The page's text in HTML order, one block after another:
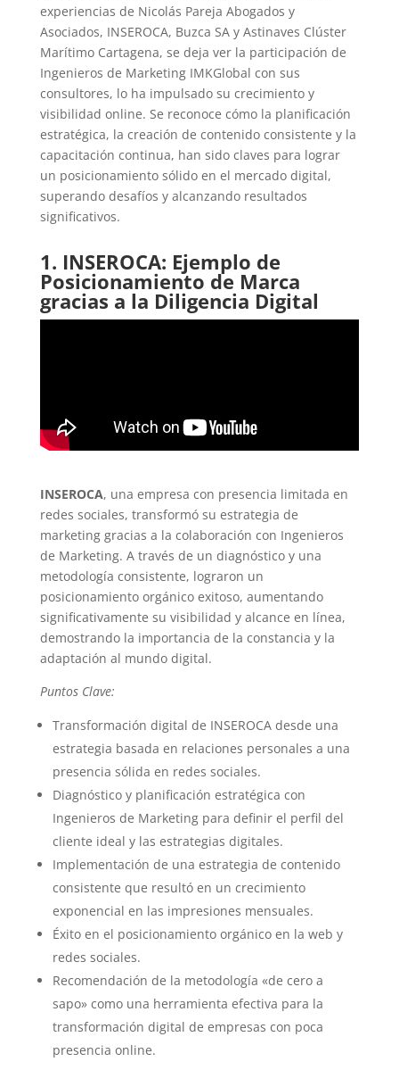
experiencias de Nicolás Pareja Abogados y
Asociados, INSEROCA, Buzca SA y Astinaves Clúster
Marítimo Cartagena, se deja ver la participación de
Ingenieros de Marketing IMKGlobal con sus
consultores, lo ha impulsado su crecimiento y
visibilidad online. Se reconoce cómo la planificación
estratégica, la creación de contenido consistente y la
capacitación continua, han sido claves para lograr
un posicionamiento sólido en el mercado digital,
superando desafíos y alcanzando resultados
significativos.
1. INSEROCA: Ejemplo de
Posicionamiento de Marca
gracias a la Diligencia Digital
INSEROCA, una empresa con presencia limitada en
redes sociales, transformó su estrategia de
marketing gracias a la colaboración con Ingenieros
de Marketing. A través de un diagnóstico y una
metodología consistente, lograron un
posicionamiento orgánico exitoso, aumentando
significativamente su visibilidad y alcance en línea,
demostrando la importancia de la constancia y la
adaptación al mundo digital.
Puntos Clave:
Transformación digital de INSEROCA desde una
estrategia basada en relaciones personales a una
presencia sólida en redes sociales.
Diagnóstico y planificación estratégica con
Ingenieros de Marketing para definir el perfil del
cliente ideal y las estrategias digitales.
Implementación de una estrategia de contenido
consistente que resultó en un crecimiento
exponencial en las impresiones mensuales.
Éxito en el posicionamiento orgánico en la web y
redes sociales.
Recomendación de la metodología «de cero a
sapo» como una herramienta efectiva para la
transformación digital de empresas con poca
presencia online.